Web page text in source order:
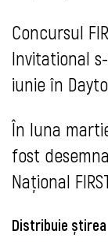
Concursul
Invitational
iunie în
În luna
fost
Național
Distribuie știrea